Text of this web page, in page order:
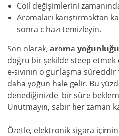
Coil değişimlerini
Aromaları karıştırmaktan
sonra cihazı temizleyin.
Son olarak, aroma
doğru bir şekilde steep etmek
e-sıvının olgunlaşma
daha yoğun hale gelir. Bu
denediğinizde, bir süre
Unutmayın, sabır her zaman
Özetle, elektronik sigara